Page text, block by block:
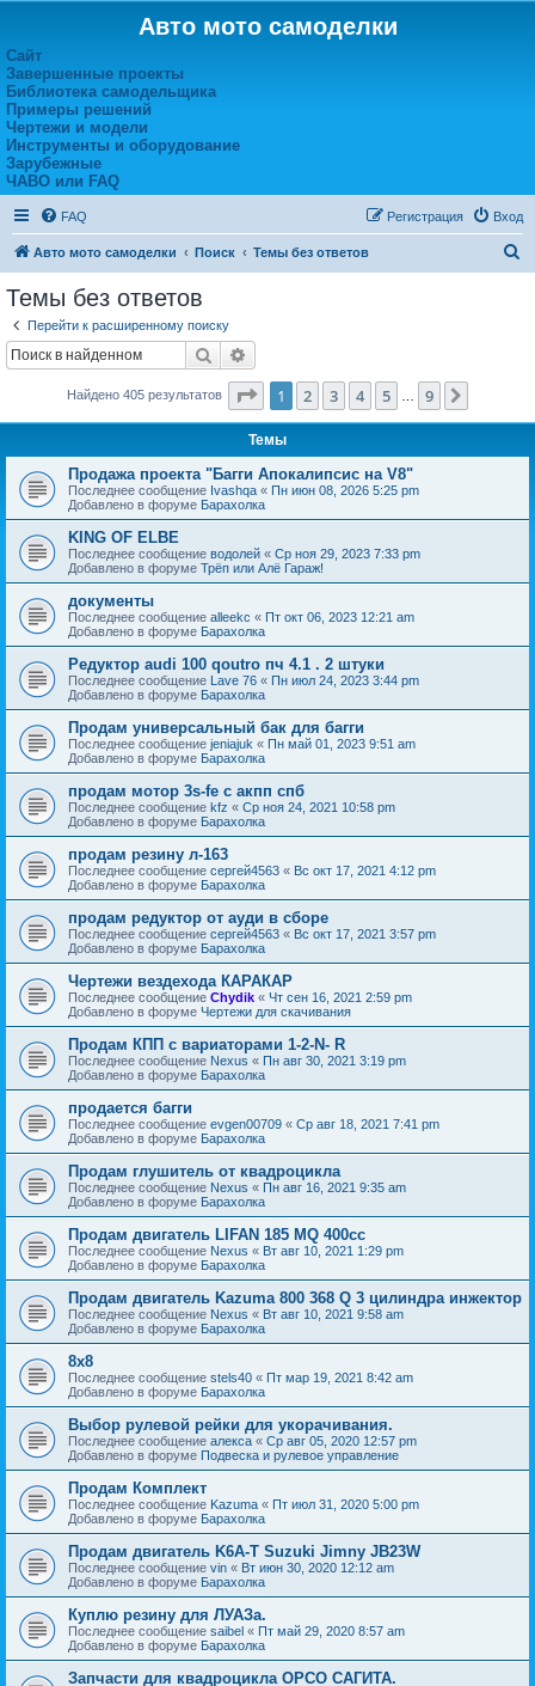
Авто мото самоделки
Сайт
Завершенные проекты
Библиотека самодельщика
Примеры решений
Чертежи и модели
Инструменты и оборудование
Зарубежные
ЧАВО или FAQ
FAQ Вход
Регистрация
Авто мото самоделки Поиск Темы без ответов
Темы без ответов
Перейти к расширенному поиску
Поиск
Найдено 405 результатов Страница из
1 2 3 4 5 9
Темы
Продажа проекта "Багги Апокалипсис на V8"
Последнее сообщение Ivashqa « Пн июн 08, 2026 5:25 pm
Добавлено в форуме Барахолка
KING OF ELBE
Последнее сообщение водолей « Ср ноя 29, 2023 7:33 pm
Добавлено в форуме Трёп или Алё Гараж!
документы
Последнее сообщение alleekc « Пт окт 06, 2023 12:21 am
Добавлено в форуме Барахолка
Редуктор audi 100 qoutro пч 4.1 . 2 штуки
Последнее сообщение Lave 76 « Пн июл 24, 2023 3:44 pm
Добавлено в форуме Барахолка
Продам универсальный бак для багги
Последнее сообщение jeniajuk « Пн май 01, 2023 9:51 am
Добавлено в форуме Барахолка
продам мотор 3s-fe c акпп спб
Последнее сообщение kfz « Ср ноя 24, 2021 10:58 pm
Добавлено в форуме Барахолка
продам резину л-163
Последнее сообщение сергей4563 « Вс окт 17, 2021 4:12 pm
Добавлено в форуме Барахолка
продам редуктор от ауди в сборе
Последнее сообщение сергей4563 « Вс окт 17, 2021 3:57 pm
Добавлено в форуме Барахолка
Чертежи вездехода КАРАКАР
Последнее сообщение Chydik « Чт сен 16, 2021 2:59 pm
Добавлено в форуме Чертежи для скачивания
Продам КПП с вариаторами 1-2-N- R
Последнее сообщение Nexus « Пн авг 30, 2021 3:19 pm
Добавлено в форуме Барахолка
продается багги
Последнее сообщение evgen00709 « Ср авг 18, 2021 7:41 pm
Добавлено в форуме Барахолка
Продам глушитель от квадроцикла
Последнее сообщение Nexus « Пн авг 16, 2021 9:35 am
Добавлено в форуме Барахолка
Продам двигатель LIFAN 185 MQ 400cc
Последнее сообщение Nexus « Вт авг 10, 2021 1:29 pm
Добавлено в форуме Барахолка
Продам двигатель Kazuma 800 368 Q 3 цилиндра инжектор
Последнее сообщение Nexus « Вт авг 10, 2021 9:58 am
Добавлено в форуме Барахолка
8х8
Последнее сообщение stels40 « Пт мар 19, 2021 8:42 am
Добавлено в форуме Барахолка
Выбор рулевой рейки для укорачивания.
Последнее сообщение алекса « Ср авг 05, 2020 12:57 pm
Добавлено в форуме Подвеска и рулевое управление
Продам Комплект
Последнее сообщение Kazuma « Пт июл 31, 2020 5:00 pm
Добавлено в форуме Барахолка
Продам двигатель K6A-T Suzuki Jimny JB23W
Последнее сообщение vin « Вт июн 30, 2020 12:12 am
Добавлено в форуме Барахолка
Куплю резину для ЛУАЗа.
Последнее сообщение saibel « Пт май 29, 2020 8:57 am
Добавлено в форуме Барахолка
Запчасти для квадроцикла ОРСО САГИТА.